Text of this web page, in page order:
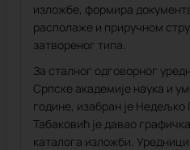
изложбе, формира
располаже и приручном
затвореног типа.
За сталног одговорног
Српске академије наука и
године, изабран је
Табаковић је давао
каталога изложби.